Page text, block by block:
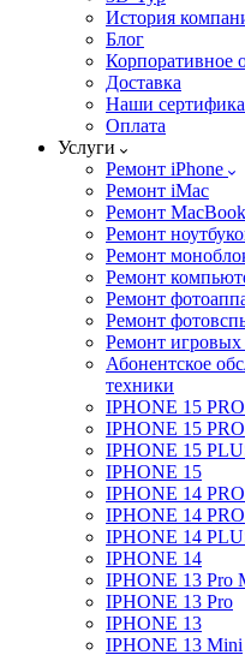
История
Блог
Корпоративное
Доставка
Наши
Оплата
Услуги
Ремонт iPhone
Ремонт iMac
Ремонт MacBook
Ремонт
Ремонт
Ремонт
Ремонт
Ремонт
Ремонт игровых
Абонентское
техники
IPHONE 15
IPHONE 15 PRO
IPHONE 15
IPHONE 15
IPHONE 14
IPHONE 14 PRO
IPHONE 14
IPHONE 14
IPHONE 13 Pro
IPHONE 13 Pro
IPHONE 13
IPHONE 13 Mini